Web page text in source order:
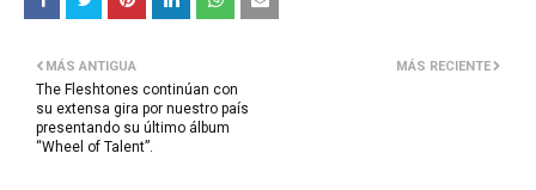
MÁS RECIENTE
MÁS ANTIGUA
The Fleshtones continúan con
su extensa gira por nuestro país
presentando su último álbum
“Wheel of Talent”.